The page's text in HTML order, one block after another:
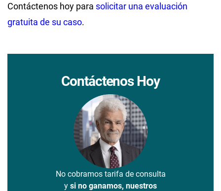
Contáctenos hoy para solicitar una evaluación
gratuita de su caso.
Contáctenos Hoy
No cobramos tarifa de consulta
y si no ganamos, nuestros